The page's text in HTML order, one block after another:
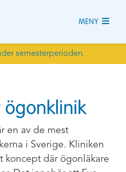
MENY
semesterperioden.
ögonklinik
en av de mest
i Sverige. Kliniken
koncept där ögonläkare